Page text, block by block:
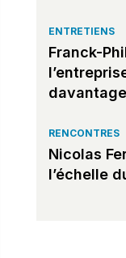
ENTRETIENS
Franck-
davantage
RENCONTRES
Nicolas
l’échelle